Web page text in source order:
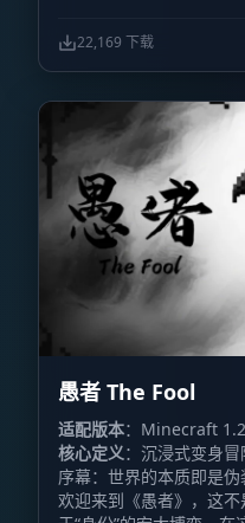
过去的时间，而是一场
22,169 下载
愚者 The Fool
适配版本：Minecraft
核心定义：沉浸式变身
序幕：世界的本质即是伪
欢迎来到《愚者》，这